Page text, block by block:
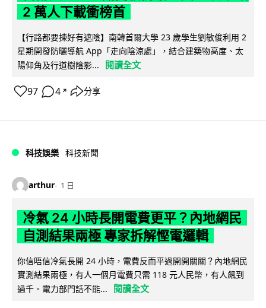
2 萬人下載衝榜首
【行路都要揀好有遮陰】南韓首爾大學 23 歲學生劉敏俊利用 2
星期開發防曬導航 App「走向陰涼處」，結合建築物高度、太
陽仰角及行道樹陰影...
閱讀全文
97 4 ↗ 分享
科技娛樂 科技新聞
arthur 1 日
冷氣 24 小時長開電費更平？內地網民
自測結果兩極 專家拆解慳電邏輯
你信唔信冷氣長開 24 小時，電費反而平過開開關關？內地網民
實測結果兩極，有人一個月電費只需 118 元人民幣，有人飆到
過千。電力部門話不能...
閱讀全文